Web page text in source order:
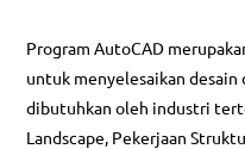
Program AutoCAD
untuk menyelesaikan desain
dibutuhkan oleh industri
Landscape, Pekerjaan